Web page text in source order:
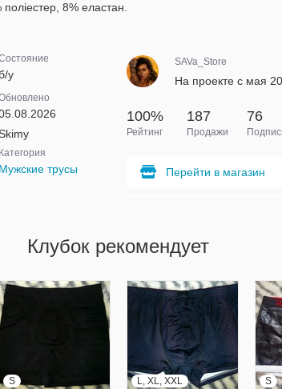
8% еластан.
у
Категория
Мужские трусы
SAVa_Store
На проекте с мая
100%
Рейтинг
187
Продажи
76
Перейти в магазин
Клубок рекомендует
S L, XL, XXL S